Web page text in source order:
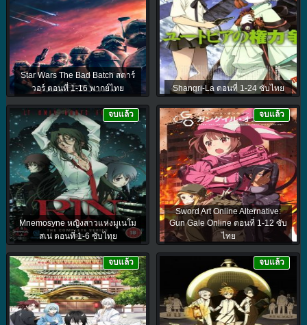
Star Wars The Bad Batch สตาร์
วอร์ ตอนที่ 1-16 พากย์ไทย
Shangri-La ตอนที่ 1-24 ซับไทย
Mnemosyne หญิงสาวแห่งมูเนโม
สเน่ ตอนที่ 1-6 ซับไทย
จบแล้ว
Sword Art Online Alternative:
Gun Gale Online ตอนที่ 1-12 ซับ
ไทย
จบแล้ว
จบแล้ว จบแล้ว